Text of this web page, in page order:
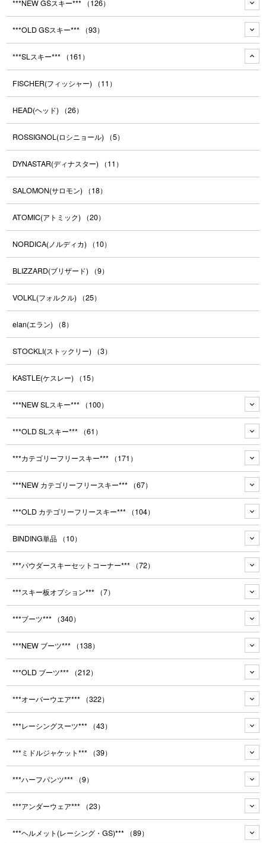
***NEW GSスキー*** （126）
***OLD GSスキー*** （93）
***SLスキー*** （161）
FISCHER(フィッシャー) （11）
HEAD(ヘッド) （26）
ROSSIGNOL(ロシニョール) （5）
DYNASTAR(ディナスター) （11）
SALOMON(サロモン) （18）
ATOMIC(アトミック) （20）
NORDICA(ノルディカ) （10）
BLIZZARD(ブリザード) （9）
VOLKL(フォルクル) （25）
elan(エラン) （8）
STOCKLI(ストックリー) （3）
KASTLE(ケスレー) （15）
***NEW SLスキー*** （100）
***OLD SLスキー*** （61）
***カテゴリーフリースキー*** （171）
***NEW カテゴリーフリースキー*** （67）
***OLD カテゴリーフリースキー*** （104）
BINDING単品 （10）
***パウダースキーセットコーナー*** （72）
***スキー板オプション*** （7）
***ブーツ*** （340）
***NEW ブーツ*** （138）
***OLD ブーツ*** （212）
***オーバーウエア*** （322）
***レーシングスーツ*** （43）
***ミドルジャケット*** （39）
***ハーフパンツ*** （9）
***アンダーウェア*** （23）
***ヘルメット(レーシング・GS)*** （89）